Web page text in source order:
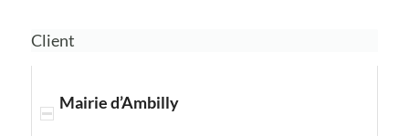
Client
Mairie d’Ambilly